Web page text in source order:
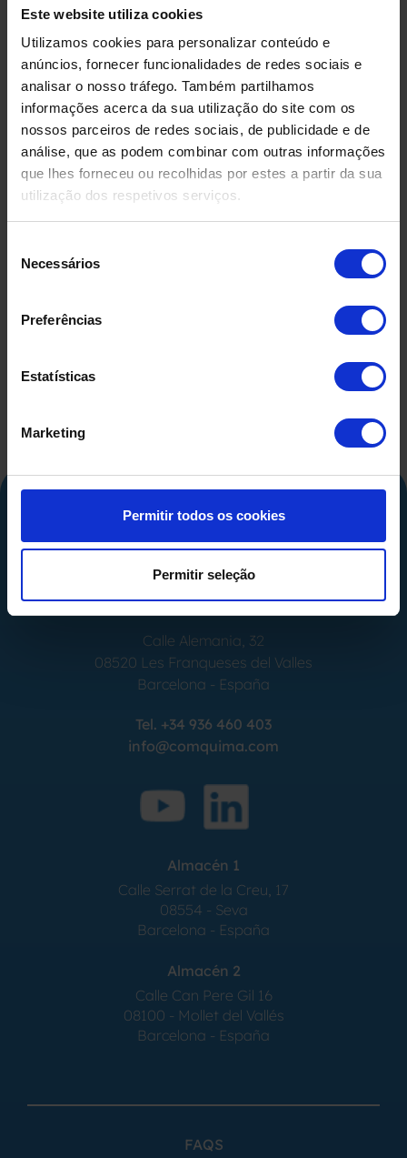
Este website utiliza cookies
Utilizamos cookies para personalizar conteúdo e
anúncios, fornecer funcionalidades de redes sociais e
analisar o nosso tráfego. Também partilhamos
informações acerca da sua utilização do site com os
nossos parceiros de redes sociais, de publicidade e de
análise, que as podem combinar com outras informações
que lhes forneceu ou recolhidas por estes a partir da sua
utilização dos respetivos serviços.
Necessários
Preferências
Estatísticas
Marketing
Permitir todos os cookies
Permitir seleção
500
Calle Alemania, 32
08520 Les Franqueses del Valles
Barcelona - España
Tel. +34 936 460 403
info@comquima.com
Almacén 1
Calle Serrat de la Creu, 17
08554 - Seva
Barcelona - España
Almacén 2
Calle Can Pere Gil 16
08100 - Mollet del Vallés
Barcelona - España
FAQS